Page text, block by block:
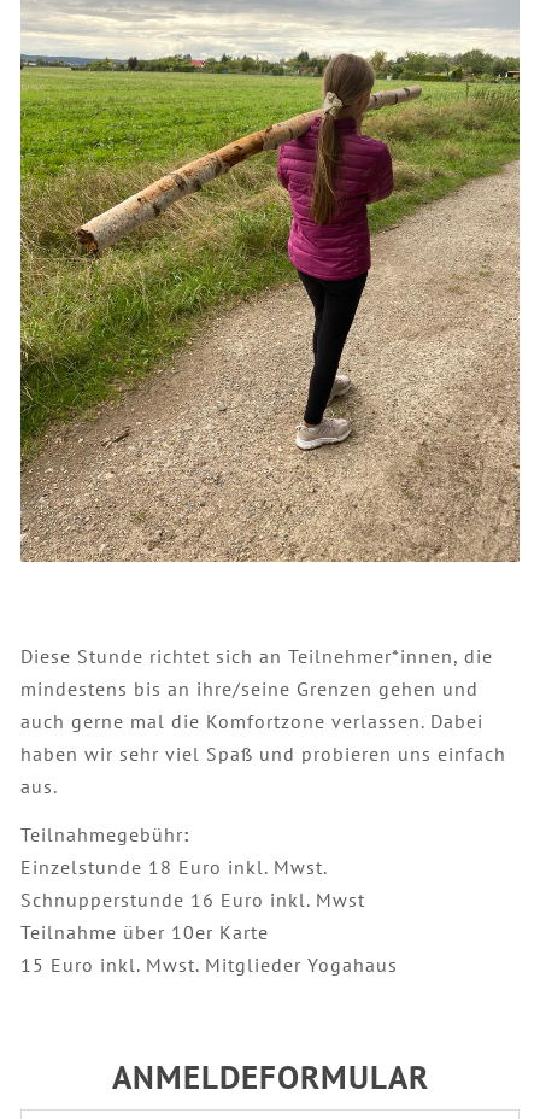
Diese Stunde richtet sich an Teilnehmer*innen, die
mindestens bis an ihre/seine Grenzen gehen und
auch gerne mal die Komfortzone verlassen. Dabei
haben wir sehr viel Spaß und probieren uns einfach
aus.
Teilnahmegebühr:
Einzelstunde 18 Euro inkl. Mwst.
Schnupperstunde 16 Euro inkl. Mwst
Teilnahme über 10er Karte
15 Euro inkl. Mwst. Mitglieder Yogahaus
ANMELDEFORMULAR